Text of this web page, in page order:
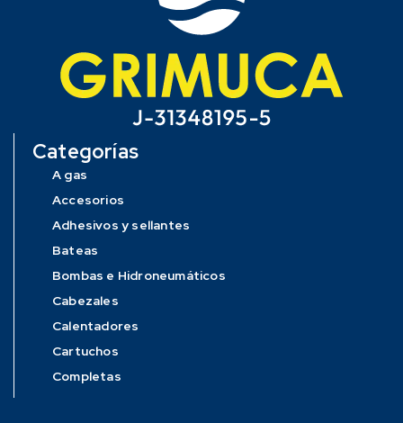
Categorías
A gas
Accesorios
Adhesivos y sellantes
Bateas
Bombas e Hidroneumáticos
Cabezales
Calentadores
Cartuchos
Completas